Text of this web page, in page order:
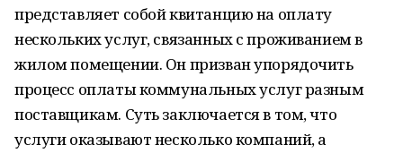
представляет собой квитанцию на оплату
нескольких услуг, связанных с проживанием в
жилом помещении. Он призван упорядочить
процесс оплаты коммунальных услуг разным
поставщикам. Суть заключается в том, что
услуги оказывают несколько компаний, а